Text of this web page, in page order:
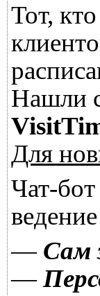
Тот,
Нашли
Для
Чат-
— Сам
—